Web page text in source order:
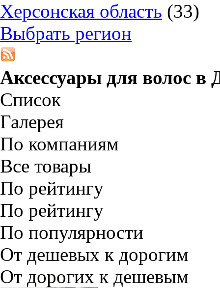
Херсонская область (33)
Выбрать регион
Аксессуары для волос в
Список
Галерея
По компаниям
Все товары
По рейтингу
По рейтингу
По популярности
От дешевых к дорогим
От дорогих к дешевым